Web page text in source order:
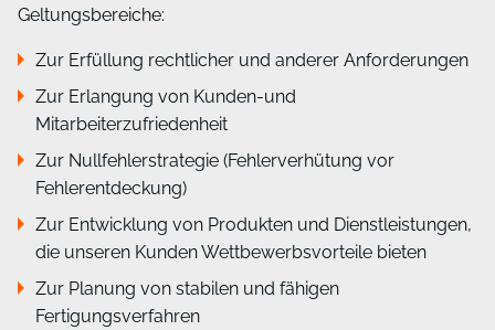
Geltungsbereiche:
Zur Erfüllung rechtlicher und anderer Anforderungen
Zur Erlangung von Kunden-und
Mitarbeiterzufriedenheit
Zur Nullfehlerstrategie (Fehlerverhütung vor
Fehlerentdeckung)
Zur Entwicklung von Produkten und Dienstleistungen,
die unseren Kunden Wettbewerbsvorteile bieten
Zur Planung von stabilen und fähigen
Fertigungsverfahren